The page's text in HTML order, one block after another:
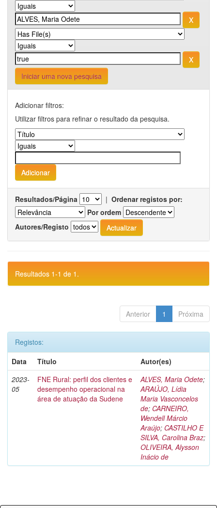
Iniciar uma nova pesquisa
Adicionar filtros:
Utilizar filtros para refinar o resultado da pesquisa.
Resultados/Página | Ordenar registos por:
Por ordem
Autores/Registo
Resultados 1-1 de 1.
Anterior 1 Próxima
Registos:
Data
Título
Autor(es)
2023-
05
FNE Rural: perfil dos clientes e
desempenho operacional na
área de atuação da Sudene
ALVES, Maria Odete;
ARAÚJO, Lídia
Maria Vasconcelos
de; CARNEIRO,
Wendell Márcio
Araújo; CASTILHO E
SILVA, Carolina Braz;
OLIVEIRA, Alysson
Inácio de